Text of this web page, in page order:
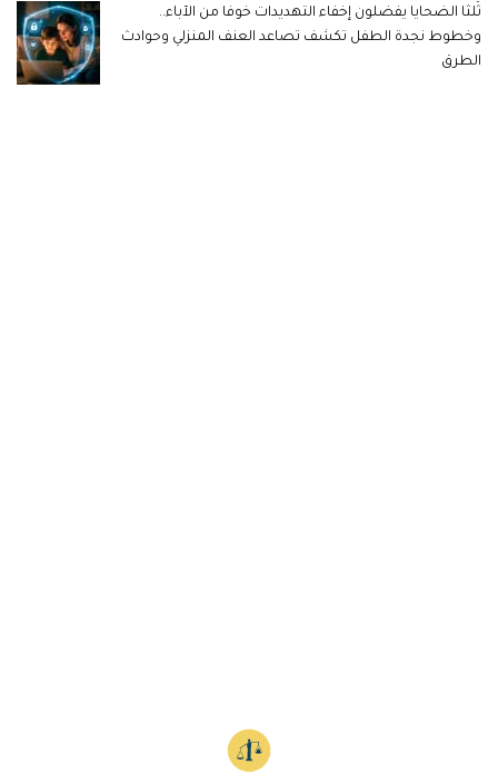
ثُلثا الضحايا يفضلون إخفاء التهديدات خوفا من الآباء..
وخطوط نجدة الطفل تكشف تصاعد العنف المنزلي وحوادث
الطرق